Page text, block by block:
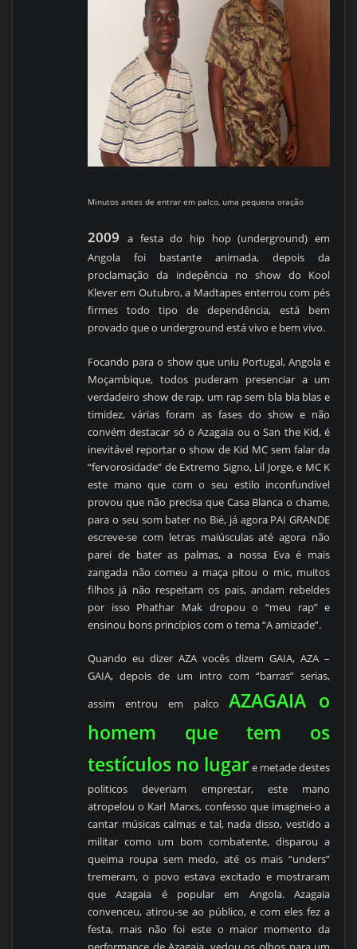
Minutos antes de entrar em palco, uma pequena oração
2009
a festa do hip hop (underground) em
Angola foi bastante animada, depois da
proclamação da indepência no show do Kool
Klever em Outubro, a Madtapes enterrou com pés
firmes todo tipo de dependência, está bem
provado que o underground está vivo e bem vivo.
Focando para o show que uniu Portugal, Angola e
Moçambique, todos puderam presenciar a um
verdadeiro show de rap, um rap sem bla bla blas e
timidez, várias foram as fases do show e não
convém destacar só o Azagaia ou o San the Kid, é
inevitável reportar o show de Kid MC sem falar da
“fervorosidade” de Extremo Signo, Lil Jorge, e MC K
este mano que com o seu estilo inconfundível
provou que não precisa que Casa Blanca o chame,
para o seu som bater no Bié, já agora PAI GRANDE
escreve-se com letras maiúsculas até agora não
parei de bater as palmas, a nossa Eva é mais
zangada não comeu a maça pitou o mic, muitos
filhos já não respeitam os pais, andam rebeldes
por isso Phathar Mak dropou o “meu rap” e
ensinou bons princípios com o tema “A amizade”.
Quando eu dizer AZA vocês dizem GAIA, AZA –
GAIA, depois de um intro com “barras” serias,
assim entrou em palcoAZAGAIA o
homem que tem os
testículos no lugare metade destes
politicos deveriam emprestar, este mano
atropelou o Karl Marxs, confesso que imaginei-o a
cantar músicas calmas e tal, nada disso, vestido a
militar como um bom combatente, disparou a
queima roupa sem medo, até os mais “unders”
tremeram, o povo estava excitado e mostraram
que Azagaia é popular em Angola. Azagaia
convenceu, atirou-se ao público, e com eles fez a
festa, mais não foi este o maior momento da